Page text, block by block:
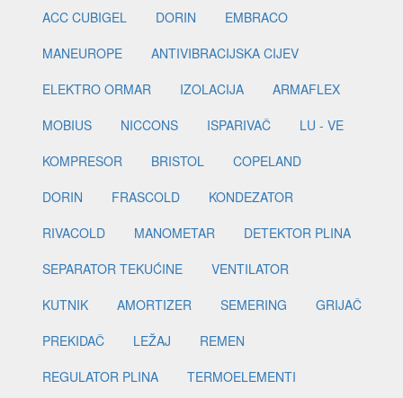
ACC CUBIGEL
DORIN
EMBRACO
MANEUROPE
ANTIVIBRACIJSKA CIJEV
ELEKTRO ORMAR
IZOLACIJA
ARMAFLEX
MOBIUS
NICCONS ISPARIVAČ
LU - VE
KOMPRESOR
BRISTOL
COPELAND
DORIN
FRASCOLD
KONDEZATOR
RIVACOLD
MANOMETAR
DETEKTOR PLINA
SEPARATOR TEKUĆINE
VENTILATOR
KUTNIK
AMORTIZER SEMERING
GRIJAČ
PREKIDAČ
LEŽAJ
REMEN
REGULATOR PLINA
TERMOELEMENTI